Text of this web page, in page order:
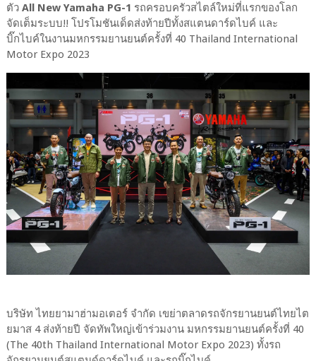
ตัว All New Yamaha PG-1 รถครอบครัวสไตล์ใหม่ที่แรกของโลก
จัดเต็มระบบ!! โปรโมชันเด็ดส่งท้ายปีทั้งสแตนดาร์ดไบค์ และ
บิ๊กไบค์ในงานมหกรรมยานยนต์ครั้งที่ 40 Thailand International
Motor Expo 2023
บริษัท ไทยยามาฮ่ามอเตอร์ จำกัด เขย่าตลาดรถจักรยานยนต์ไทยไต
ยมาส 4 ส่งท้ายปี จัดทัพใหญ่เข้าร่วมงาน มหกรรมยานยนต์ครั้งที่ 40
(The 40th Thailand International Motor Expo 2023) ทั้งรถ